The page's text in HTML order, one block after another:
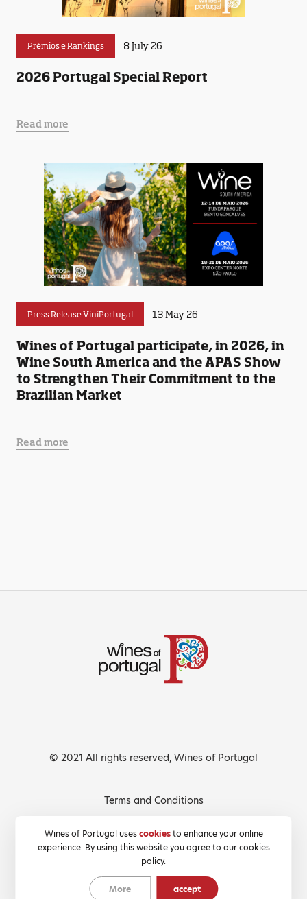
Prémios e Rankings 8 July 26
2026 Portugal Special Report
Read more
Press Release ViniPortugal 13 May 26
Wines of Portugal participate, in 2026, in
Wine South America and the APAS Show
to Strengthen Their Commitment to the
Brazilian Market
Read more
Wines of Portugal usescookiesto enhance your online
experience. By using this website you agree to our cookies
policy.
More accept
© 2021 All rights reserved, Wines of Portugal
Terms and Conditions
Cookies Policy